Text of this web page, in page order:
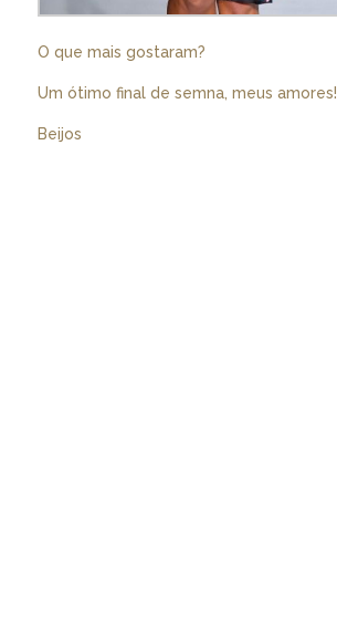
O que mais gostaram?
Um ótimo final de semna, meus amores!
Beijos